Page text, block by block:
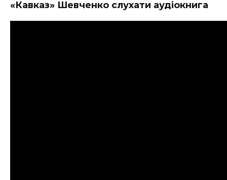
«Кавказ» Шевченко слухати аудіокнига